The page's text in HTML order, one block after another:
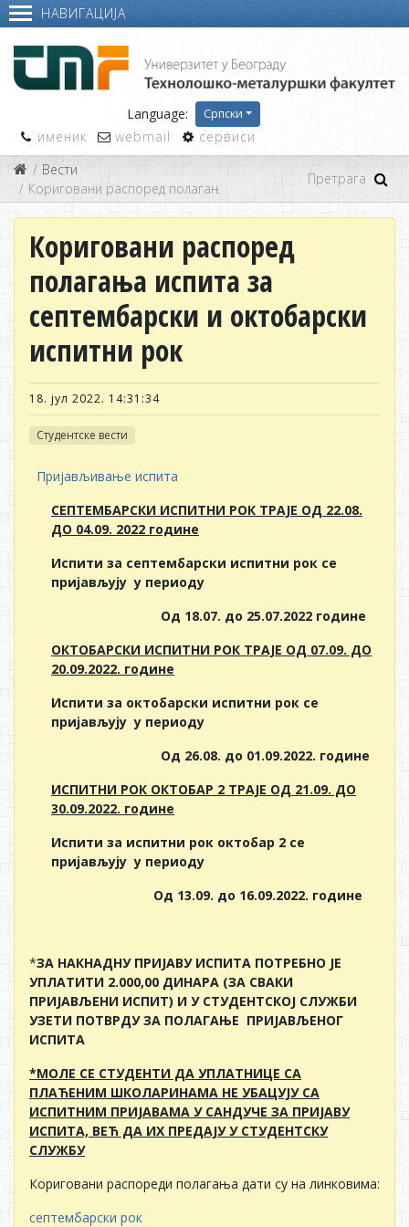
НАВИГАЦИЈА
Language: Српски
именик webmail
сервиси
Вести
Кориговани распоред полагања испита за септембарски и
Кориговани распоред
полагања испита за
септембарски и октобарски
испитни рок
18. јул 2022. 14:31:34
Студентске вести
Пријављивање испита
СЕПТЕМБАРСКИ ИСПИТНИ РОК ТРАЈЕ ОД 22.08.
ДО 04.09. 2022 године
Испити за септембарски испитни рок се
пријављују у периоду
Од 18.07. до 25.07.2022 године
ОКТОБАРСКИ ИСПИТНИ РОК ТРАЈЕ ОД 07.09. ДО
20.09.2022. године
Испити за октобарски испитни рок се
пријављују у периоду
Од 26.08. до 01.09.2022. године
ИСПИТНИ РОК ОКТОБАР 2 ТРАЈЕ ОД 21.09. ДО
30.09.2022. године
Испити за испитни рок октобар 2 се
пријављују у периоду
Од 13.09. до 16.09.2022. године
*ЗА НАКНАДНУ ПРИЈАВУ ИСПИТА ПОТРЕБНО ЈЕ
УПЛАТИТИ 2.000,00 ДИНАРА (ЗА СВАКИ
ПРИЈАВЉЕНИ ИСПИТ) И У СТУДЕНТСКОЈ СЛУЖБИ
УЗЕТИ ПОТВРДУ ЗА ПОЛАГАЊЕ ПРИЈАВЉЕНОГ
ИСПИТА
*МОЛЕ СЕ СТУДЕНТИ ДА УПЛАТНИЦЕ СА
ПЛАЋЕНИМ ШКОЛАРИНАМА НЕ УБАЦУЈУ СА
ИСПИТНИМ ПРИЈАВАМА У САНДУЧЕ ЗА ПРИЈАВУ
ИСПИТА, ВЕЋ ДА ИХ ПРЕДАЈУ У СТУДЕНТСКУ
СЛУЖБУ
Кориговани распореди полагања дати су на линковима:
септембарски рок